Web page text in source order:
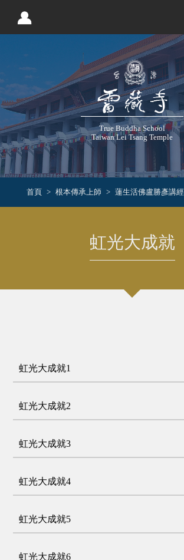
True Buddha School
Taiwan Lei Tsang Temple
首頁 根本傳承上師 蓮生活佛盧勝彥講經
虹光大成就
虹光大成就1
虹光大成就2
虹光大成就3
虹光大成就4
虹光大成就5
虹光大成就6